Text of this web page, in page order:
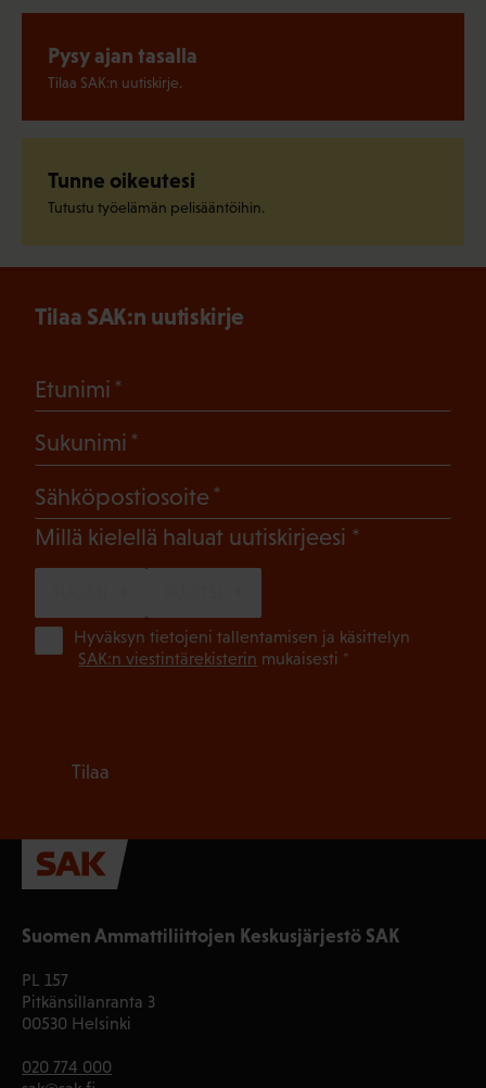
Pysy ajan tasalla
Tilaa SAK:n uutiskirje.
Tunne oikeutesi
Tutustu työelämän pelisääntöihin.
Suomen Ammattiliittojen Keskusjärjestö SAK
PL 157
Pitkänsillanranta 3
00530 Helsinki
020 774 000
Tilaa SAK:n uutiskirje
Etunimi
Sukunimi
Sähköpostiosoite
Millä kielellä haluat uutiskirjeesi (Pakollinen)
Hyväksyn tietojeni tallentamisen ja käsittelyn
SAK:n viestintärekisterin mukaisesti *
Tilaa